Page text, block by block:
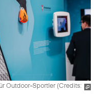
Outdoor-Sportler (Credits: